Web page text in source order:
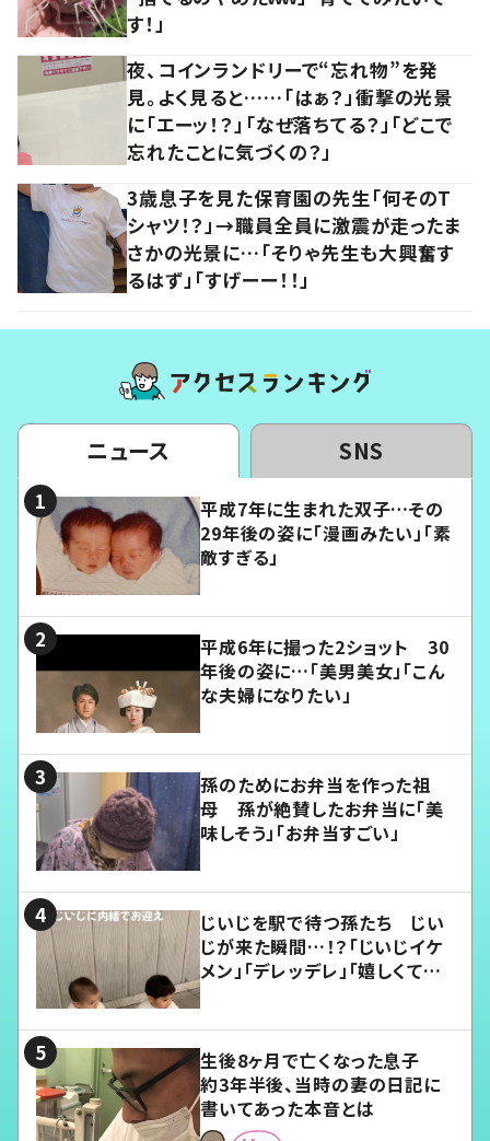
す！」
夜、コインランドリーで“忘れ物”を発
見。よく見ると……「はぁ？」衝撃の光景
に「エーッ！？」「なぜ落ちてる？」「どこで
忘れたことに気づくの？」
3歳息子を見た保育園の先生「何そのT
シャツ！？」→職員全員に激震が走ったま
さかの光景に…「そりゃ先生も大興奮す
るはず」「すげーー！！」
ニュース SNS
平成7年に生まれた双子…その
29年後の姿に「漫画みたい」「素
敵すぎる」
平成6年に撮った2ショット 30
年後の姿に…「美男美女」「こん
な夫婦になりたい」
孫のためにお弁当を作った祖
母 孫が絶賛したお弁当に「美
味しそう」「お弁当すごい」
じいじを駅で待つ孫たち じい
じが来た瞬間…！？「じいじイケ
メン」「デレッデレ」「嬉しくて可
生後8ヶ月で亡くなった息子
約3年半後、当時の妻の日記に
書いてあった本音とは